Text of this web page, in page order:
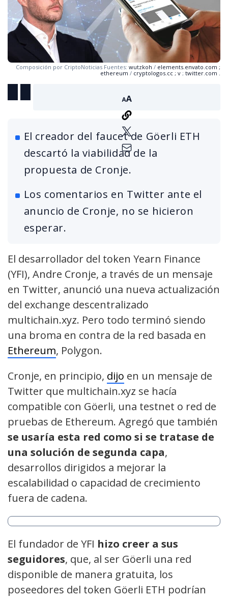
Composición por CriptoNoticias Fuentes: wutzkoh / elements.envato.com ;
ethereum / cryptologos.cc ; v ; twitter.com
El creador del faucet de Göerli ETH
descartó la viabilidad de la
propuesta de Cronje.
Los comentarios en Twitter ante el
anuncio de Cronje, no se hicieron
esperar.
El desarrollador del token Yearn Finance
(YFI), Andre Cronje, a través de un mensaje
en Twitter, anunció una nueva actualización
del exchange descentralizado
multichain.xyz. Pero todo terminó siendo
una broma en contra de la red basada en
Ethereum, Polygon.
Cronje, en principio, dijo en un mensaje de
Twitter que multichain.xyz se hacía
compatible con Göerli, una testnet o red de
pruebas de Ethereum. Agregó que también
se usaría esta red como si se tratase de
una solución de segunda capa,
desarrollos dirigidos a mejorar la
escalabilidad o capacidad de crecimiento
fuera de cadena.
El fundador de YFI hizo creer a sus
seguidores, que, al ser Göerli una red
disponible de manera gratuita, los
poseedores del token Göerli ETH podrían